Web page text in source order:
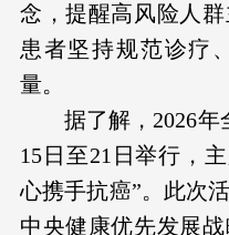
念，提醒高风险人
患者坚持规范诊疗
量。
据了解，2026年
15日至21日举行，
心携手抗癌”。此次
中央健康优先发展